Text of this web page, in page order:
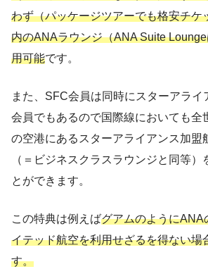
わず（パッケージツアーでも格安チケ
内のANAラウンジ（ANA Suite
用可能です。
また、SFC会員は同時にスターアライ
会員でもあるので国際線においても全
の空港にあるスターアライアンス加盟
（＝ビジネスクラスラウンジと同等）
とができます。
この特典は例えばグアムのようにANA
イテッド航空を利用せざるを得ない場
す。